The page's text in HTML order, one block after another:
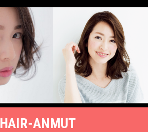
HAIR-ANMUT